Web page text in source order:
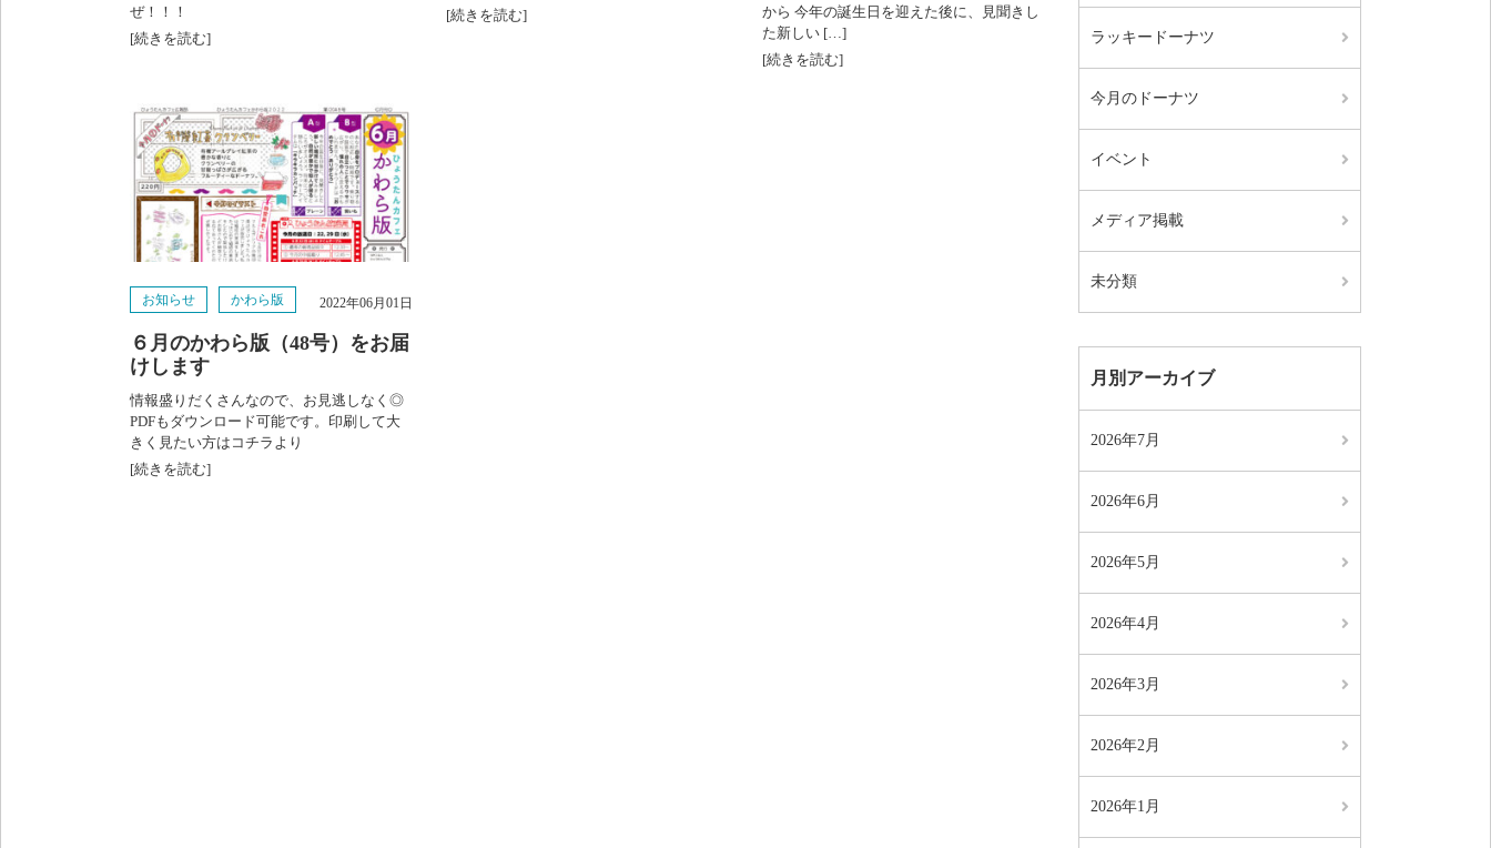
ぜ！！！
[続きを読む]
[続きを読む]
から 今年の誕生日を迎えた後に、見聞きし
た新しい […]
[続きを読む]
お知らせ かわら版 2022年06月01日
６月のかわら版（48号）をお届
けします
情報盛りだくさんなので、お見逃しなく◎
PDFもダウンロード可能です。印刷して大
きく見たい方はコチラより
[続きを読む]
ラッキードーナツ
今月のドーナツ
イベント
メディア掲載
未分類
月別アーカイブ
2026年7月
2026年6月
2026年5月
2026年4月
2026年3月
2026年2月
2026年1月